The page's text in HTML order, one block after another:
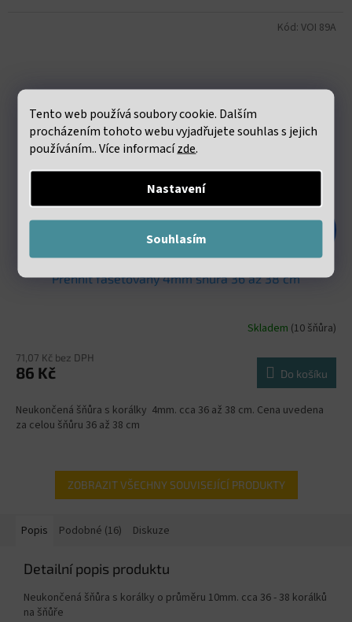
Tento web používá soubory cookie. Dalším
procházením tohoto webu vyjadřujete souhlas s jejich
používáním.. Více informacízde.
Nastavení
Souhlasím
Prehnit fasetovaný 4mm šňůra 36 až 38 cm
Skladem (10 šňůra)
71,07 Kč bez DPH
86 Kč Do košíku
Neukončená šňůra s korálky 4mm. cca 36 až 38 cm. Cena uvedena
za celou šňůru 36 až 38 cm
Kód: VOI 89A
ZOBRAZIT VŠECHNY SOUVISEJÍCÍ PRODUKTY
Popis Podobné (16) Diskuze
Detailní popis produktu
Neukončená šňůra s korálky o průměru 10mm. cca 36 - 38 korálků
na šňůře